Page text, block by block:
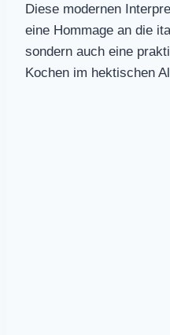
Diese modernen
eine Hommage an die
sondern auch eine
Kochen im hektischen